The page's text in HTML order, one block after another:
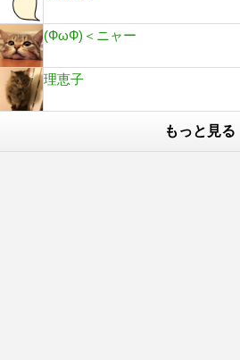
(ФωФ)＜ニャー
理恵子
もっと見る